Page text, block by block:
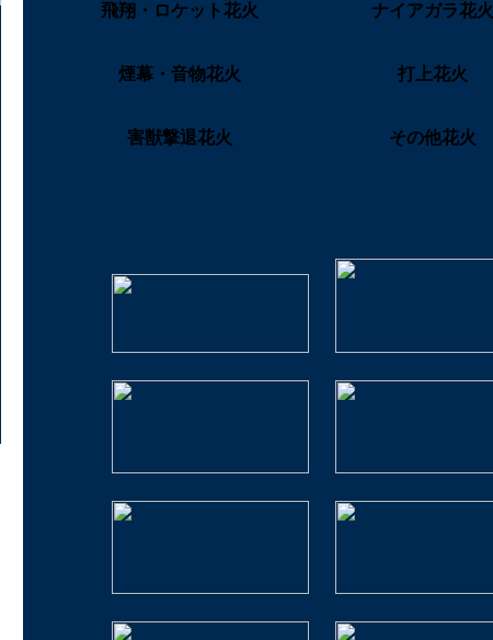
飛翔・ロケット花火 ナイアガラ花火
煙幕・音物花火 打上花火
害獣撃退花火 その他花火